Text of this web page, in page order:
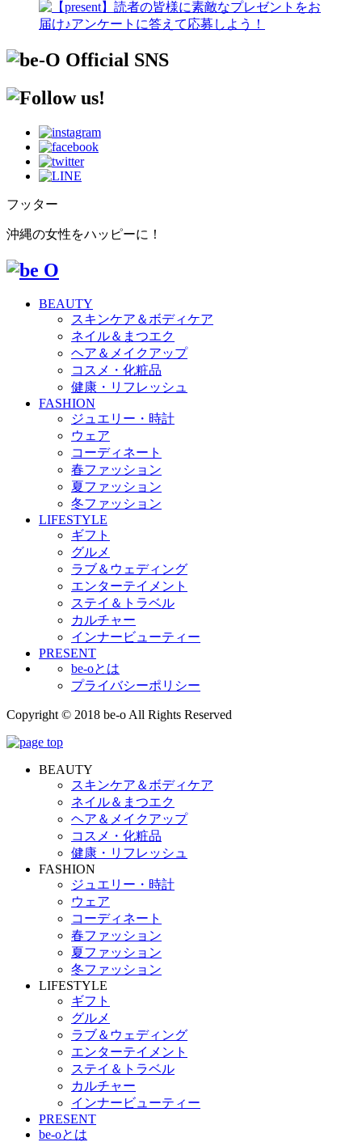
フッター
沖縄の女性をハッピーに！
BEAUTY
スキンケア＆ボディケア
ネイル＆まつエク
ヘア＆メイクアップ
コスメ・化粧品
健康・リフレッシュ
FASHION
ジュエリー・時計
ウェア
コーディネート
春ファッション
夏ファッション
冬ファッション
LIFESTYLE
ギフト
グルメ
ラブ＆ウェディング
エンターテイメント
ステイ＆トラベル
カルチャー
インナービューティー
PRESENT
be-oとは
プライバシーポリシー
Copyright © 2018 be-o All Rights Reserved
BEAUTY
スキンケア＆ボディケア
ネイル＆まつエク
ヘア＆メイクアップ
コスメ・化粧品
健康・リフレッシュ
FASHION
ジュエリー・時計
ウェア
コーディネート
春ファッション
夏ファッション
冬ファッション
LIFESTYLE
ギフト
グルメ
ラブ＆ウェディング
エンターテイメント
ステイ＆トラベル
カルチャー
インナービューティー
PRESENT
be-oとは